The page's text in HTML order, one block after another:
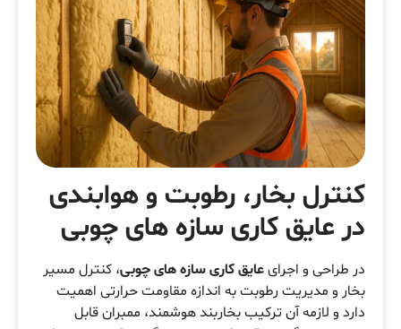
کنترل بخار، رطوبت و هوابندی
در عایق کاری سازه های چوبی
در طراحی و اجرایعایق کاری سازه های چوبی، کنترل مسیر
بخار و مدیریت رطوبت به اندازه مقاومت حرارتی اهمیت
دارد و لازمه آن ترکیب بخاربند هوشمند، ممبران قابل